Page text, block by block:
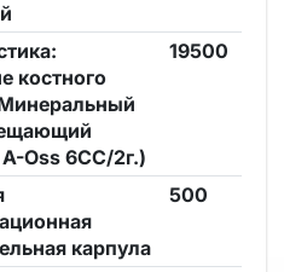
костного
Oss 6CC/2г.)
19500
карпула
500